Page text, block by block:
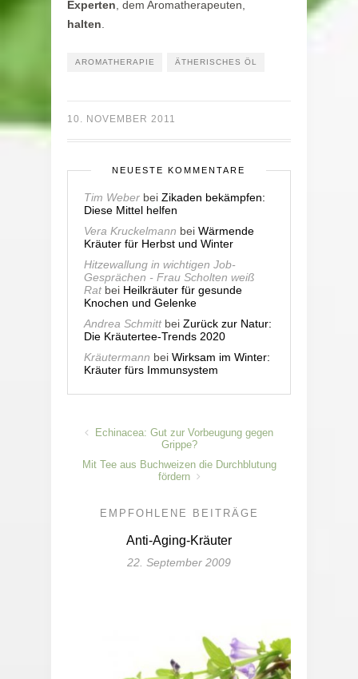
Experten , dem Aromatherapeuten,
halten
AROMATHERAPIE ÄTHERISCHES ÖL
10. NOVEMBER 2011
NEUESTE KOMMENTARE
Tim Weber bei Zikaden bekämpfen:
Diese Mittel helfen
Vera Kruckelmann bei Wärmende
Kräuter für Herbst und Winter
Hitzewallung in wichtigen Job-
Gesprächen - Frau Scholten weiß
Ratbei Heilkräuter für gesunde
Knochen und Gelenke
Andrea Schmittbei Zurück zur Natur:
Die Kräutertee-Trends 2020
Kräutermann bei Wirksam im Winter:
Kräuter fürs Immunsystem
Echinacea: Gut zur Vorbeugung gegen
Grippe?
Mit Tee aus Buchweizen die Durchblutung
fördern
EMPFOHLENE BEITRÄGE
Anti-Aging-Kräuter
22. September 2009